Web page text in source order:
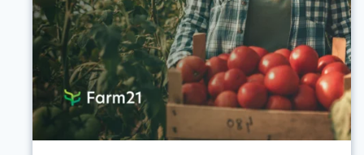
PER
UN
FUTURO
SOSTENIBILE